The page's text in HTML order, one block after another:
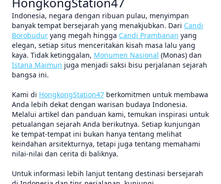
Indonesia, negara dengan ribuan pulau, menyimpan
banyak tempat bersejarah yang menakjubkan. Dari Candi
Borobudur yang megah hingga Candi Prambanan yang
elegan, setiap situs menceritakan kisah masa lalu yang
kaya. Tidak ketinggalan, Monumen Nasional (Monas) dan
Istana Maimun juga menjadi saksi bisu perjalanan sejarah
bangsa ini.
Kami di HongkongStation47 berkomitmen untuk membawa
Anda lebih dekat dengan warisan budaya Indonesia.
Melalui artikel dan panduan kami, temukan inspirasi untuk
petualangan sejarah Anda berikutnya. Setiap kunjungan
ke tempat-tempat ini bukan hanya tentang melihat
keindahan arsitekturnya, tetapi juga tentang memahami
nilai-nilai dan cerita di baliknya.
Untuk informasi lebih lanjut tentang destinasi bersejarah